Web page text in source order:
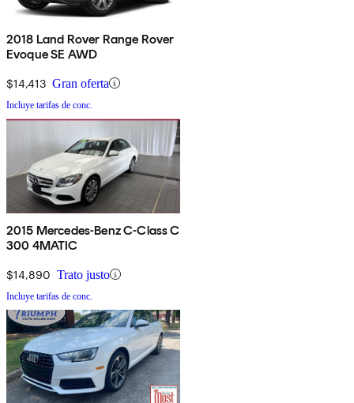
2018 Land Rover Range Rover
Evoque SE AWD
$14,413 Gran oferta
Incluye tarifas de conc.
2015 Mercedes-Benz C-Class C
300 4MATIC
$14,890 Trato justo
Incluye tarifas de conc.